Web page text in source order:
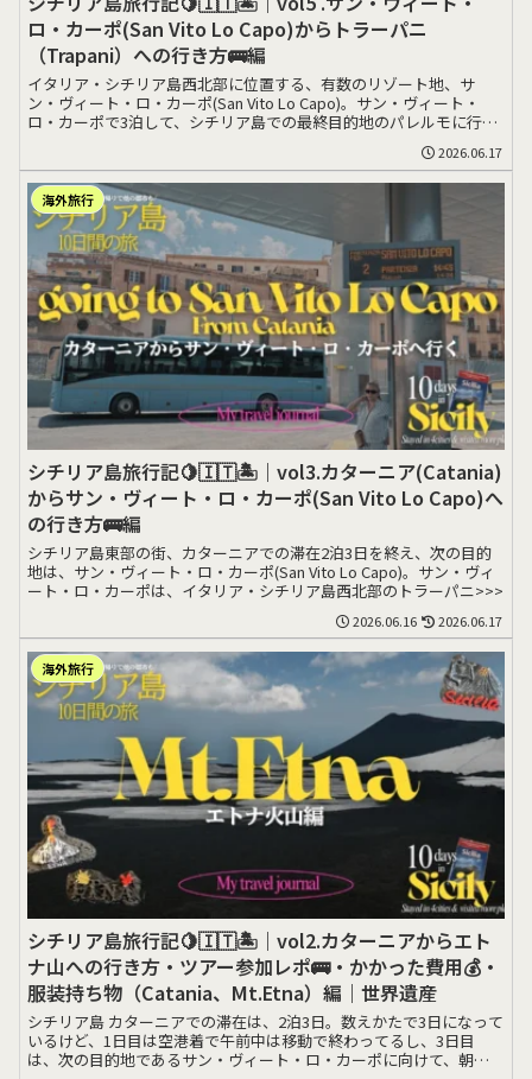
ロ・カーポ(San Vito Lo Capo)からトラーパニ
（Trapani）への行き方🚌編
イタリア・シチリア島西北部に位置する、有数のリゾート地、サ
ン・ヴィート・ロ・カーポ(San Vito Lo Capo)。サン・ヴィート・
ロ・カーポで3泊して、シチリア島での最終目的地のパレルモに行く
2026.06.17
海外旅行
シチリア島旅行記🍋🇮🇹🏝️｜vol3.カターニア(Catania)
からサン・ヴィート・ロ・カーポ(San Vito Lo Capo)へ
の行き方🚌編
シチリア島東部の街、カターニアでの滞在2泊3日を終え、次の目的
地は、サン・ヴィート・ロ・カーポ(San Vito Lo Capo)。サン・ヴィ
ート・ロ・カーポは、イタリア・シチリア島西北部のトラーパニ>>>
2026.06.16 2026.06.17
海外旅行
シチリア島旅行記🍋🇮🇹🏝️｜vol2.カターニアからエト
ナ山への行き方・ツアー参加レポ🚌・かかった費用💰・
服装持ち物（Catania、Mt.Etna）編｜世界遺産
シチリア島 カターニアでの滞在は、2泊3日。数えかたで3日になって
いるけど、1日目は空港着で午前中は移動で終わってるし、3日目
は、次の目的地であるサン・ヴィート・ロ・カーポに向けて、朝早